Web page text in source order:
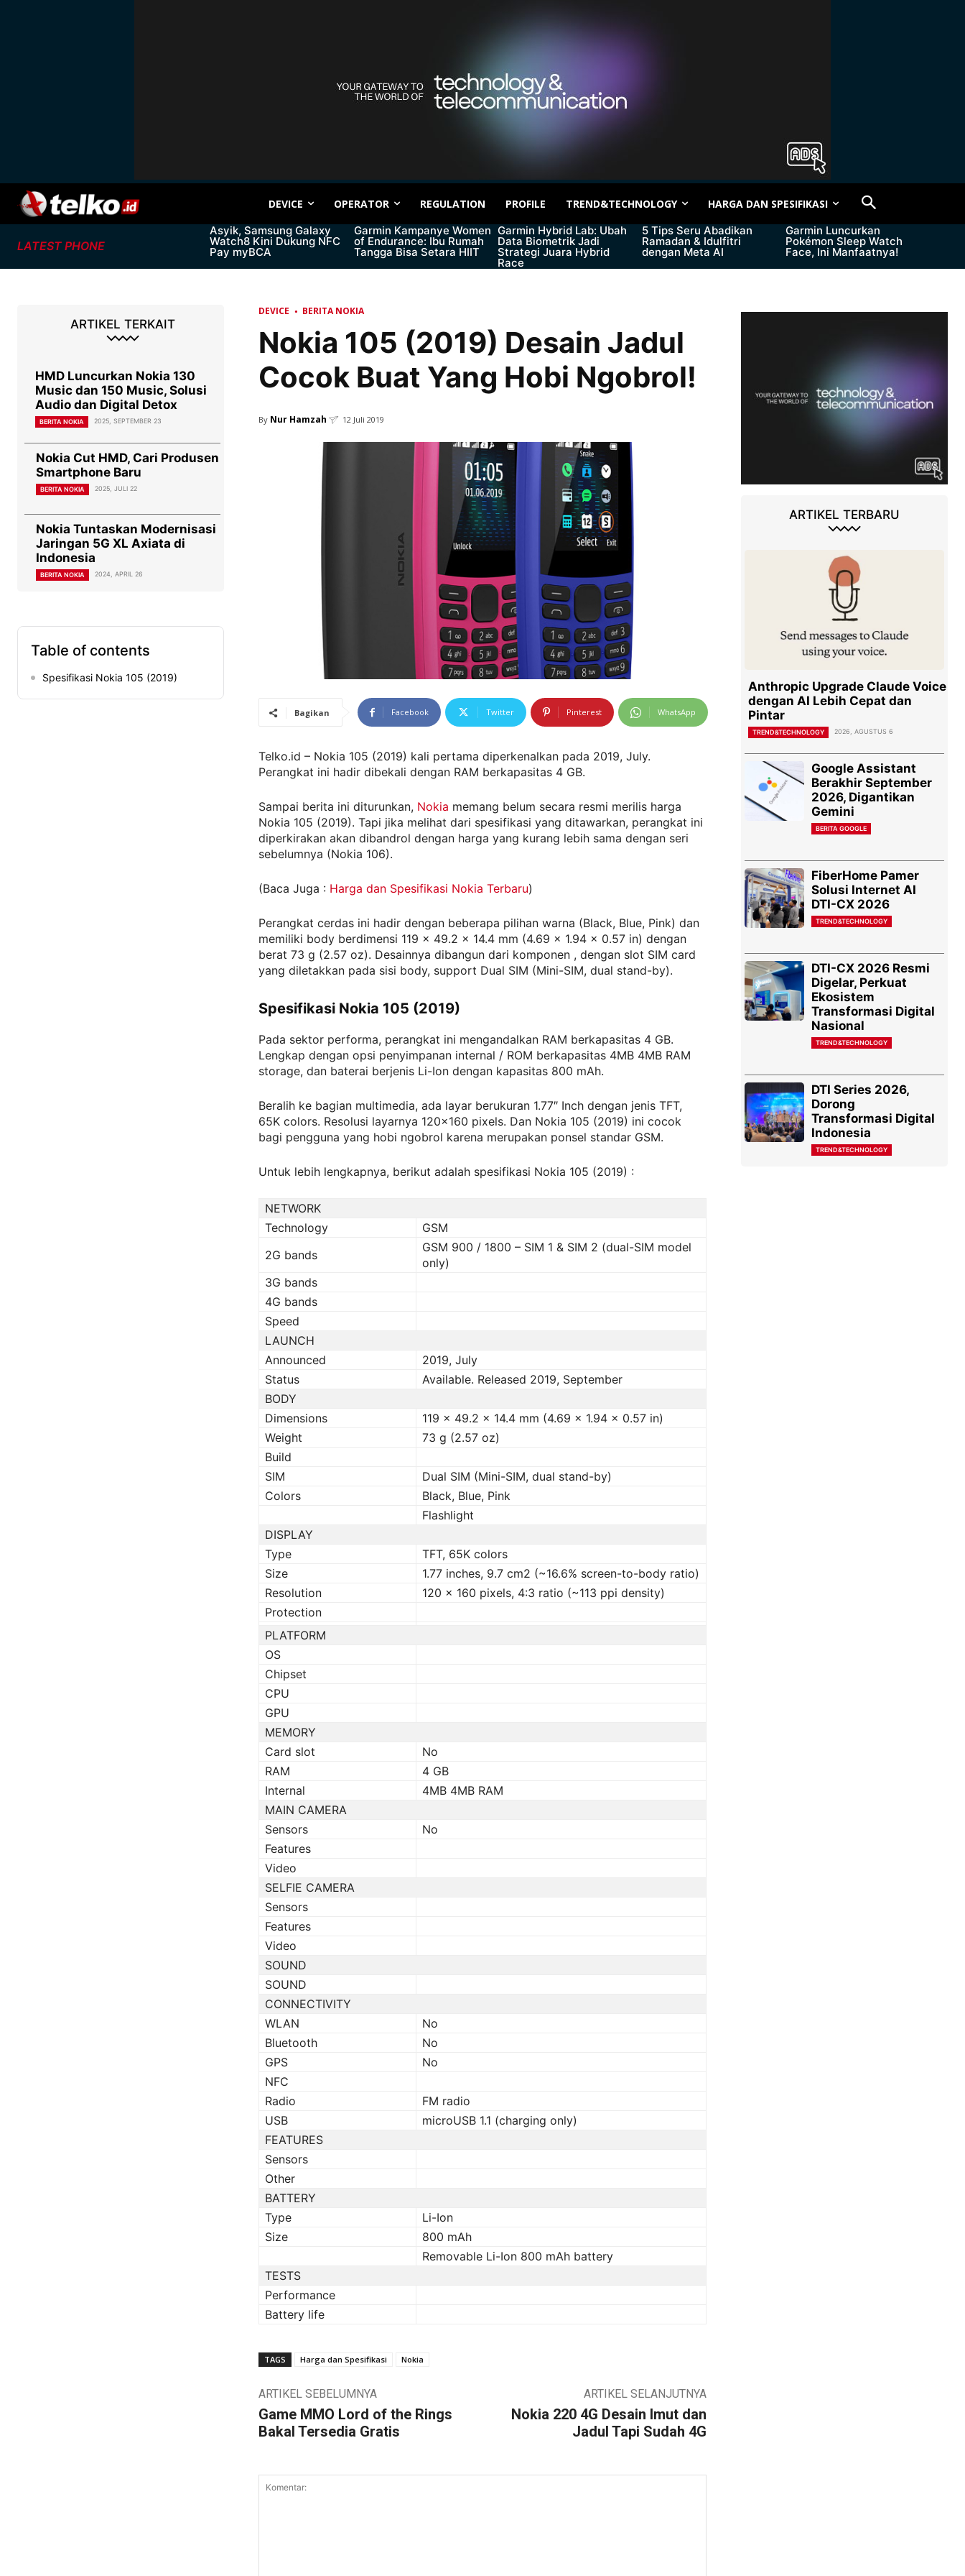
DEVICE OPERATOR REGULATION PROFILE TREND&TECHNOLOGY HARGA DAN SPESIFIKASI
LATEST PHONE
Asyik, Samsung Galaxy
Watch8 Kini Dukung NFC
Pay myBCA
Garmin Kampanye Women
of Endurance: Ibu Rumah
Tangga Bisa Setara HIIT
Garmin Hybrid Lab: Ubah
Data Biometrik Jadi
Strategi Juara Hybrid
Race
5 Tips Seru Abadikan
Ramadan & Idulfitri
dengan Meta AI
Garmin Luncurkan
Pokémon Sleep Watch
Face, Ini Manfaatnya!
ARTIKEL TERKAIT
HMD Luncurkan Nokia 130
Music dan 150 Music, Solusi
Audio dan Digital Detox
BERITA NOKIA 2025, SEPTEMBER 23
Nokia Cut HMD, Cari Produsen
Smartphone Baru
BERITA NOKIA 2025, JULI 22
Nokia Tuntaskan Modernisasi
Jaringan 5G XL Axiata di
Indonesia
BERITA NOKIA 2024, APRIL 26
Table of contents
Spesifikasi Nokia 105 (2019)
DEVICE BERITA NOKIA
Nokia 105 (2019) Desain Jadul
Cocok Buat Yang Hobi Ngobrol!
By Nur Hamzah 12 Juli 2019
Bagikan Facebook Twitter Pinterest WhatsApp
Telko.id – Nokia 105 (2019) kali pertama diperkenalkan pada 2019, July.
Perangkat ini hadir dibekali dengan RAM berkapasitas 4 GB.
Sampai berita ini diturunkan, Nokia memang belum secara resmi merilis harga
Nokia 105 (2019). Tapi jika melihat dari spesifikasi yang ditawarkan, perangkat ini
diperkirakan akan dibandrol dengan harga yang kurang lebih sama dengan seri
sebelumnya (Nokia 106).
(Baca Juga : Harga dan Spesifikasi Nokia Terbaru)
Perangkat cerdas ini hadir dengan beberapa pilihan warna (Black, Blue, Pink) dan
memiliki body berdimensi 119 x 49.2 x 14.4 mm (4.69 x 1.94 x 0.57 in) dengan
berat 73 g (2.57 oz). Desainnya dibangun dari komponen , dengan slot SIM card
yang diletakkan pada sisi body, support Dual SIM (Mini-SIM, dual stand-by).
Spesifikasi Nokia 105 (2019)
Pada sektor performa, perangkat ini mengandalkan RAM berkapasitas 4 GB.
Lengkap dengan opsi penyimpanan internal / ROM berkapasitas 4MB 4MB RAM
storage, dan baterai berjenis Li-Ion dengan kapasitas 800 mAh.
Beralih ke bagian multimedia, ada layar berukuran 1.77″ Inch dengan jenis TFT,
65K colors. Resolusi layarnya 120×160 pixels. Dan Nokia 105 (2019) ini cocok
bagi pengguna yang hobi ngobrol karena merupakan ponsel standar GSM.
Untuk lebih lengkapnya, berikut adalah spesifikasi Nokia 105 (2019) :
NETWORK
Technology
GSM
2G bands
GSM 900 / 1800 – SIM 1 & SIM 2 (dual-SIM model
only)
3G bands
4G bands
Speed
LAUNCH
Announced
2019, July
Status
Available. Released 2019, September
BODY
Dimensions
119 x 49.2 x 14.4 mm (4.69 x 1.94 x 0.57 in)
Weight
73 g (2.57 oz)
Build
SIM
Dual SIM (Mini-SIM, dual stand-by)
Colors
Black, Blue, Pink
Flashlight
DISPLAY
Type
TFT, 65K colors
Size
1.77 inches, 9.7 cm2 (~16.6% screen-to-body ratio)
Resolution
120 x 160 pixels, 4:3 ratio (~113 ppi density)
Protection
PLATFORM
OS
Chipset
CPU
GPU
MEMORY
Card slot
No
RAM
4 GB
Internal
4MB 4MB RAM
MAIN CAMERA
Sensors
No
Features
Video
SELFIE CAMERA
Sensors
Features
Video
SOUND
SOUND
CONNECTIVITY
WLAN
No
Bluetooth
No
GPS
No
NFC
Radio
FM radio
USB
microUSB 1.1 (charging only)
FEATURES
Sensors
Other
BATTERY
Type
Li-Ion
Size
800 mAh
Removable Li-Ion 800 mAh battery
TESTS
Performance
Battery life
TAGS Harga dan Spesifikasi Nokia
ARTIKEL SEBELUMNYA
Game MMO Lord of the Rings
Bakal Tersedia Gratis
ARTIKEL SELANJUTNYA
Nokia 220 4G Desain Imut dan
Jadul Tapi Sudah 4G
ARTIKEL TERBARU
Anthropic Upgrade Claude Voice
dengan AI Lebih Cepat dan
Pintar
TREND&TECHNOLOGY 2026, AGUSTUS 6
Google Assistant
Berakhir September
2026, Digantikan
Gemini
BERITA GOOGLE
FiberHome Pamer
Solusi Internet AI
DTI-CX 2026
TREND&TECHNOLOGY
DTI-CX 2026 Resmi
Digelar, Perkuat
Ekosistem
Transformasi Digital
Nasional
TREND&TECHNOLOGY
DTI Series 2026,
Dorong
Transformasi Digital
Indonesia
TREND&TECHNOLOGY